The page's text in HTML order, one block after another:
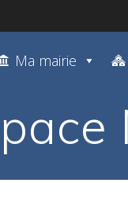
Ma mairie